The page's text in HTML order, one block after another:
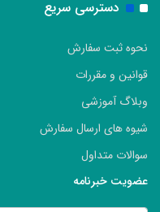
دسترسی سریع
نحوه ثبت سفارش
قوانین و مقررات
وبلاگ آموزشی
شیوه های ارسال سفارش
سوالات متداول
عضویت خبرنامه